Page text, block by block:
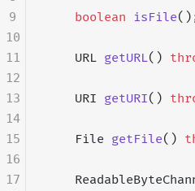
    boolean
isFile
    URL
getURL()
    URI
getURI()
    File
getFile()
9
10
11
12
13
14
15
16
17